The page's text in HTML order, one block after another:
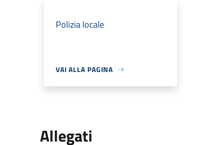
Polizia locale
VAI ALLA PAGINA
Allegati